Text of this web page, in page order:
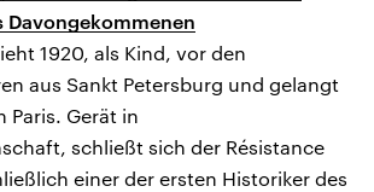
Davongekommenen
1920, als Kind, vor den
aus Sankt Petersburg und gelangt
Paris. Gerät in
schließt sich der Résistance
einer der ersten Historiker des